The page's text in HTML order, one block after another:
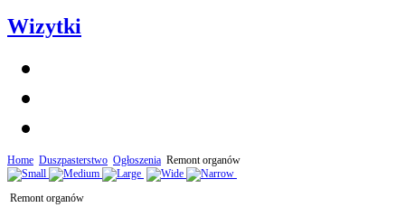
Wizytki
Home Duszpasterstwo Ogłoszenia Remont organów
Remont organów